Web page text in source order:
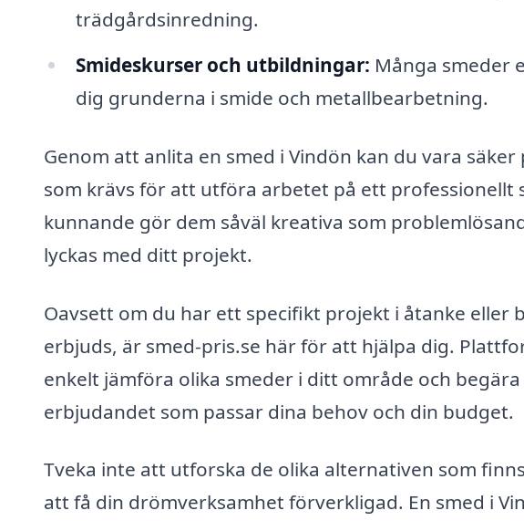
trädgårdsinredning.
Smideskurser och utbildningar: Många smeder
dig grunderna i smide och metallbearbetning.
Genom att anlita en smed i Vindön kan du vara
som krävs för att utföra arbetet på ett professionellt
kunnande gör dem såväl kreativa som
lyckas med ditt projekt.
Oavsett om du har ett specifikt projekt i åtanke eller
erbjuds, är smed-pris.se här för att hjälpa dig.
enkelt jämföra olika smeder i ditt område och
erbjudandet som passar dina behov och din budget.
Tveka inte att utforska de olika alternativen som
att få din drömverksamhet förverkligad. En smed i